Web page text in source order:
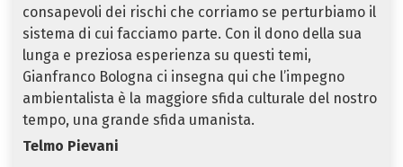
consapevoli dei rischi che corriamo se perturbiamo il
sistema di cui facciamo parte. Con il dono della sua
lunga e preziosa esperienza su questi temi,
Gianfranco Bologna ci insegna qui che l’impegno
ambientalista è la maggiore sfida culturale del nostro
tempo, una grande sfida umanista.
Telmo Pievani